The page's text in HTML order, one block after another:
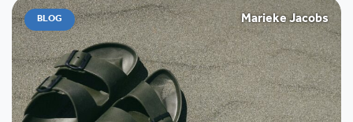
BLOG Marieke Jacobs